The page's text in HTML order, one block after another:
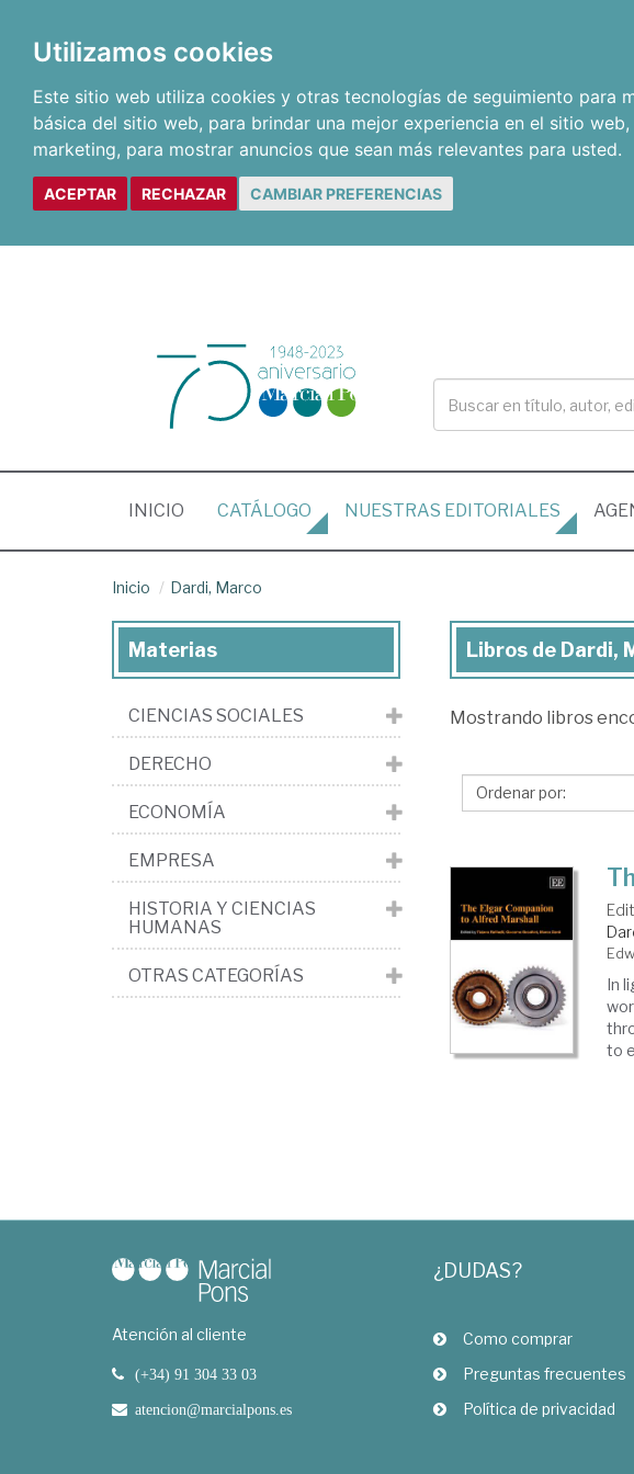
Utilizamos cookies
Este sitio web utiliza cookies y otras tecnologías de seguimiento para
básica del sitio web, para brindar una mejor experiencia en el sitio web,
marketing, para mostrar anuncios que sean más relevantes para usted.
ACEPTAR RECHAZAR CAMBIAR PREFERENCIAS
INICIO (CURRENT)
CATÁLOGO NUESTRAS EDITORIALES
Inicio Dardi, Marco
Libros
Dardi,
Libros de Dardi,
Mostrando libros
In
to
Materias
CIENCIAS SOCIALES
DERECHO
ECONOMÍA
EMPRESA
HISTORIA Y CIENCIAS
HUMANAS
OTRAS CATEGORÍAS
Atención al cliente
(+34) 91 304 33 03
atencion@marcialpons.es
¿DUDAS?
Como comprar
Preguntas frecuentes
Política de privacidad